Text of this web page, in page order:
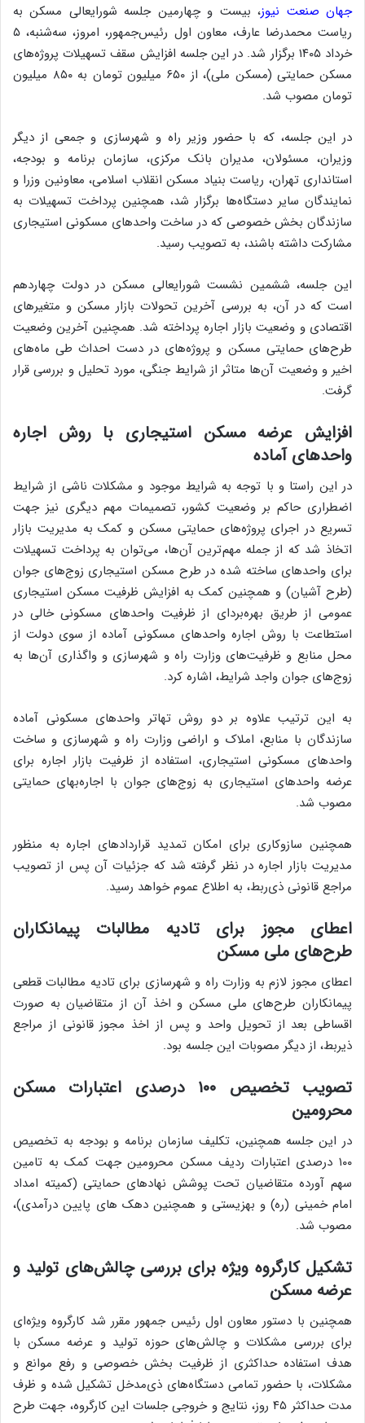
جهان صنعت نیوز، بیست و چهارمین جلسه شورایعالی مسکن به
ریاست محمدرضا عارف، معاون اول رئیس‌جمهور، امروز، سه‌شنبه، ۵
خرداد ۱۴۰۵ برگزار شد. در این جلسه افزایش سقف تسهیلات پروژه‌های
مسکن حمایتی (مسکن ملی)، از ۶۵۰ میلیون تومان به ۸۵۰ میلیون
تومان مصوب شد.
در این جلسه، که با حضور وزیر راه و شهرسازی و جمعی از دیگر
وزیران، مسئولان، مدیران بانک مرکزی، سازمان برنامه و بودجه،
استانداری تهران، ریاست بنیاد مسکن انقلاب اسلامی، معاونین وزرا و
نمایندگان سایر دستگاه‌ها برگزار شد، همچنین پرداخت تسهیلات به
سازندگان بخش خصوصی که در ساخت واحدهای مسکونی استیجاری
مشارکت داشته باشند، به تصویب رسید.
این جلسه، ششمین نشست شورایعالی مسکن در دولت چهاردهم
است که در آن، به بررسی آخرین تحولات بازار مسکن و متغیرهای
اقتصادی و وضعیت بازار اجاره پرداخته شد. همچنین آخرین وضعیت
طرح‌های حمایتی مسکن و پروژه‌های در دست احداث طی ماه‌های
اخیر و وضعیت آن‌ها متاثر از شرایط جنگی، مورد تحلیل و بررسی قرار
گرفت.
افزایش عرضه مسکن استیجاری با روش اجاره
واحدهای آماده
در این راستا و با توجه به شرایط موجود و مشکلات ناشی از شرایط
اضطراری حاکم بر وضعیت کشور، تصمیمات مهم دیگری نیز جهت
تسریع در اجرای پروژه‌های حمایتی مسکن و کمک به مدیریت بازار
اتخاذ شد که از جمله مهم‌ترین آن‌ها، می‌توان به پرداخت تسهیلات
برای واحدهای ساخته شده در طرح مسکن استیجاری زوج‌های جوان
(طرح آشیان) و همچنین کمک به افزایش ظرفیت مسکن استیجاری
عمومی از طریق بهره‌بردای از ظرفیت واحدهای مسکونی خالی در
استطاعت با روش اجاره واحدهای مسکونی آماده از سوی دولت از
محل منابع و ظرفیت‌های وزارت راه و شهرسازی و واگذاری آن‌ها به
زوج‌های جوان واجد شرایط، اشاره کرد.
به این ترتیب علاوه بر دو روش تهاتر واحدهای مسکونی آماده
سازندگان با منابع، املاک و اراضی وزارت راه و شهرسازی و ساخت
واحدهای مسکونی استیجاری، استفاده از ظرفیت بازار اجاره برای
عرضه واحدهای استیجاری به زوج‌های جوان با اجاره‌بهای حمایتی
مصوب شد.
همچنین سازوکاری برای امکان تمدید قراردادهای اجاره به منظور
مدیریت بازار اجاره در نظر گرفته شد که جزئیات آن پس از تصویب
مراجع قانونی ذی‌ربط، به اطلاع عموم خواهد رسید.
اعطای مجوز برای تادیه مطالبات پیمانکاران
طرح‌های ملی مسکن
اعطای مجوز لازم به وزارت راه و شهرسازی برای تادیه مطالبات قطعی
پیمانکاران طرح‌های ملی مسکن و اخذ آن از متقاضیان به صورت
اقساطی بعد از تحویل واحد و پس از اخذ مجوز قانونی از مراجع
ذیربط، از دیگر مصوبات این جلسه بود.
تصویب تخصیص ۱۰۰ درصدی اعتبارات مسکن
محرومین
در این جلسه همچنین، تکلیف سازمان برنامه و بودجه به تخصیص
۱۰۰ درصدی اعتبارات ردیف مسکن محرومین جهت کمک به تامین
سهم آورده متقاضیان تحت پوشش نهادهای حمایتی (کمیته امداد
امام خمینی (ره) و بهزیستی و همچنین دهک های پایین درآمدی)،
مصوب شد.
تشکیل کارگروه ویژه برای بررسی چالش‌های تولید و
عرضه مسکن
همچنین با دستور معاون اول رئیس جمهور مقرر شد کارگروه ویژه‌ای
برای بررسی مشکلات و چالش‌های حوزه تولید و عرضه مسکن با
هدف استفاده حداکثری از ظرفیت بخش خصوصی و رفع موانع و
مشکلات، با حضور تمامی دستگاه‌های ذی‌مدخل تشکیل شده و ظرف
مدت حداکثر ۴۵ روز، نتایج و خروجی جلسات این کارگروه، جهت طرح